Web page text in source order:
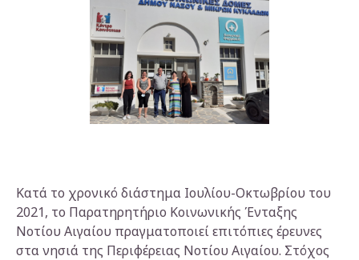
Κατά το χρονικό διάστημα Ιουλίου-Οκτωβρίου του
2021, το Παρατηρητήριο Κοινωνικής Ένταξης
Νοτίου Αιγαίου πραγματοποιεί επιτόπιες έρευνες
στα νησιά της Περιφέρειας Νοτίου Αιγαίου. Στόχος